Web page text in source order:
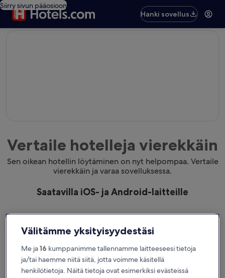
Siirry sivun pääosioon
Hanki sovellus
Vertaile hotelleja vierekkäin
Sen oikean hotellin löytäminen on nyt helpompaa. Vertaile
vierekkäin ja varaa sovelluksessa.
Saatavilla iOS- ja Android-laitteille
Välitämme yksityisyydestäsi
Me ja16 kumppanimme tallennamme laitteeseesi tietoja
ja/tai haemme niitä siitä, jotta voimme käsitellä
henkilötietoja. Näitä tietoja ovat esimerkiksi evästeissä